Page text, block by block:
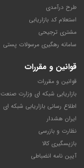
طرح درآمدی
استعلام کد بازاریابی
مشتری ترجیحی
سامانه رهگیری مرسولات پستی
قوانین و مقررات
قوانین و مقررات
بازاریابی شبکه ای وزارت صنعت
اطلاع رسانی بازاریابی شبکه ای
ایران هشدار
نظارت و بازرسی
بازپسگیری کالا
آیین نامه انضباطی